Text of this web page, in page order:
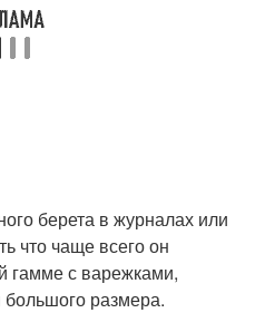
берета в журналах или
что чаще всего он
гамме с варежками,
размера.